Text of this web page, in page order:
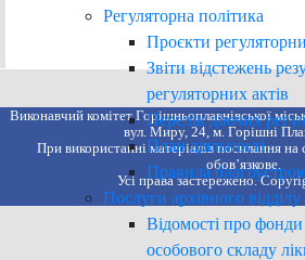
Регуляторна політика
Проєкти
Звіти відстежень
регуляторних актів
Перелік діючих
План діяльності
Правила
Послуги архівного відділу
Відомості про фонди
особового складу
Виконавчий комітет Горішньоплавнівської
вул. Миру, 24, м. Горішні
При використанні матеріалів посилання
обов’язкове.
Усі права застережено.